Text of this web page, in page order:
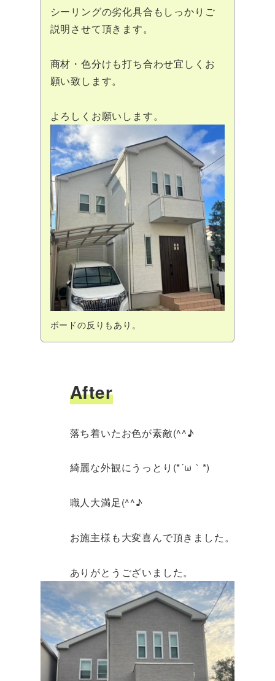
シーリングの劣化具合もしっかりご
説明させて頂きます。
商材・色分けも打ち合わせ宜しくお
願い致します。
よろしくお願いします。
ボードの反りもあり。
After
落ち着いたお色が素敵(^^♪
綺麗な外観にうっとり(*´ω｀*)
職人大満足(^^♪
お施主様も大変喜んで頂きました。
ありがとうございました。